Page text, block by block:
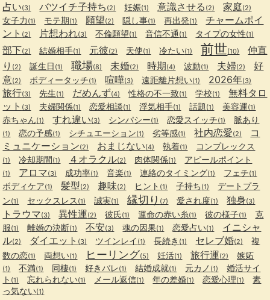
占い(3) バツイチ子持ち (2) 妊娠(1) 意識させる (2) 家庭(2)
女子力 (1) モテ期(1) 願望(2) 隠し事(1) 再出発(1)
チャームポイ
ント (2) 片想われ(3) 不倫願望(1) 音信不通 (1) タイプの女性(1)
部下(2) 結婚相手(1) 元彼(2) 天使(1) 冷たい(1) 前世(10)
仲直
り (2) 誕生日 (1) 職場(8) 未婚(2) 時期(4) 波動(1) 夫婦(2)
好
意(2) ボディータッチ(1) 喧嘩(3) 遠距離片想い(1) 2026年(3)
旅行(3) 先生(1) だめんず(4) 性格の不一致(1) 学校(1)
無料タロ
ット (3) 夫婦関係(1) 恋愛相談(1) 浮気相手(1) 話題(1) 美容運(1)
赤ちゃん(1) すれ違い(3) シンパシー(1) 恋愛スイッチ(1) 脈あり
(1) 恋の予感(1) シチュエーション(1) 劣等感(1) 社内恋愛(2)
コ
ミュニケーション(2) おまじない(4) 執着(1) コンプレックス
(1) 冷却期間(1) ４オラクル(2) 肉体関係(1) アピールポイント
(1) アロマ(3) 成功率(1) 音楽(1) 連絡のタイミング(1) フェチ(1)
ボディケア(1) 髪型(2) 趣味(2) ヒント (1) 子持ち(1)
デートプラ
ン(1) セックスレス (1) 誠実(1) 縁切り (7) 愛され度(1) 独身(3)
トラウマ(3) 異性運(2) 彼氏(1) 運命の赤い糸(1) 彼の様子(1)
克
服(1) 離婚の決断(1) 不安(3) 魂の因果(1) 恋愛占い(1)
イニシャ
ル(2) ダイエット (3) ツインレイ (1) 長続き (1) セレブ婚(2)
複
数の恋(1) 両想い(1) ヒーリング(5) 妊活(1) 旅行運(2) 嫉妬
(1) 不満(1) 同棲(1) 好きバレ(1) 結婚成就(1) 元カノ (1)
婚活サイ
ト (1) 忘れられない(1) メール返信(1) 年の差婚(1) 恋愛心理(1)
素
っ気ない(1)